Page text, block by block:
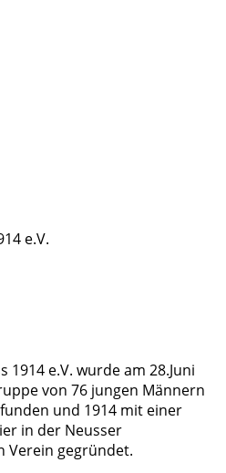
1914 e.V. wurde am 28.Juni
von 76 jungen Männern
und 1914 mit einer
in der Neusser
Verein gegründet.